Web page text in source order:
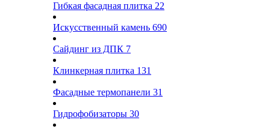
Гибкая фасадная плитка 22
Искусственный камень 690
Сайдинг из ДПК 7
Клинкерная плитка 131
Фасадные термопанели 31
Гидрофобизаторы 30